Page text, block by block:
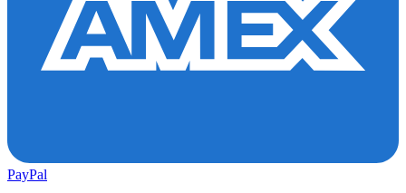
PayPal